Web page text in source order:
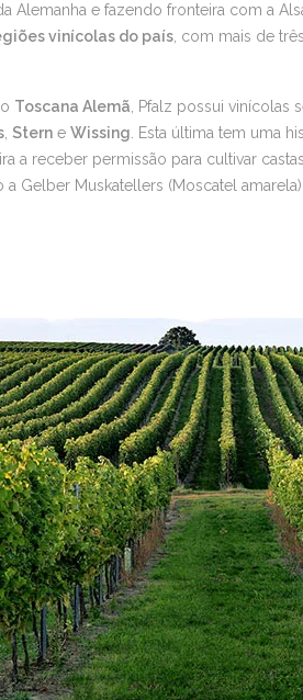
Alemanha e fazendo fronteira com a
vinícolas do país , com mais de
Toscana Alemã , Pfalz possui
Stern e Wissing . Esta última tem uma
a receber permissão para cultivar
Gelber Muskatellers (Moscatel amarela).